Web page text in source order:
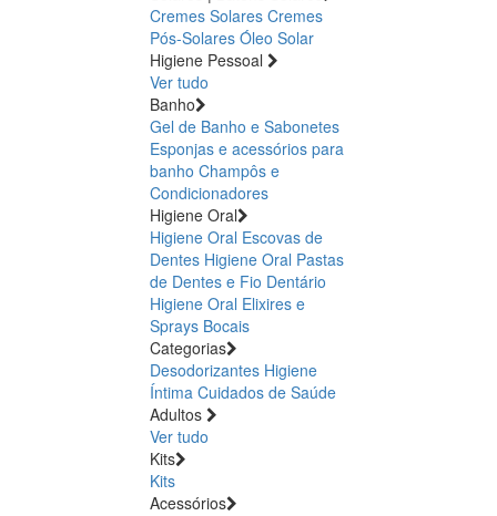
Cremes Solares Cremes
Pós-Solares Óleo Solar
Higiene Pessoal
Ver tudo
Banho
Gel de Banho e Sabonetes
Esponjas e acessórios para
banho Champôs e
Condicionadores
Higiene Oral
Higiene Oral Escovas de
Dentes Higiene Oral Pastas
de Dentes e Fio Dentário
Higiene Oral Elixires e
Sprays Bocais
Categorias
Desodorizantes Higiene
Íntima Cuidados de Saúde
Adultos
Ver tudo
Kits
Kits
Acessórios